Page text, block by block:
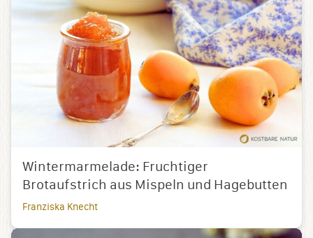
Wintermarmelade: Fruchtiger
Brotaufstrich aus Mispeln und Hagebutten
Franziska Knecht